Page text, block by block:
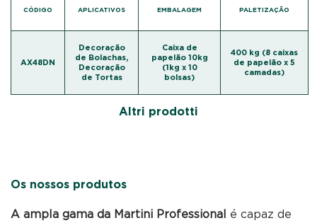
CÓDIGO APLICATIVOS
AX48DN
Decoração
de Bolachas,
Decoração
de Tortas
EMBALAGEM PALETIZAÇÃO
Caixa de
papelão 10kg
(1kg x 10
bolsas)
400 kg (8 caixas
de papelão x 5
camadas)
Altri prodotti
Os nossos produtos
A ampla gama da Martini Professional é capaz de